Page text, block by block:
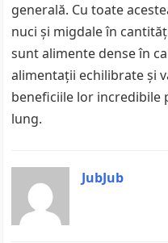
generală. Cu toate
nuci și migdale în
sunt alimente dense în
alimentații echilibrate și
beneficiile lor incredibile
lung.
JubJub